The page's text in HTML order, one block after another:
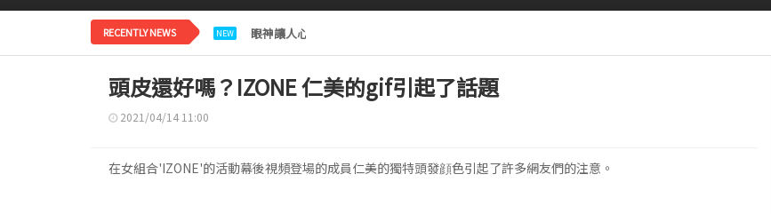
RECENTLY NEWS NEW 眼神讓人心動，美貌閃耀……安宥真，就算瞪着看也很漂亮呢
頭皮還好嗎？IZONE 仁美的gif引起了話題
2021/04/14 11:00
在女組合'IZONE'的活動幕後視頻登場的成員仁美的獨特頭發顔色引起了許多網友們的注意。